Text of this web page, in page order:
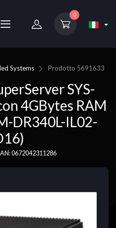
0
Systems Prodotto 5691633
SYS-
4GBytes RAM
DR340L-IL02-
0672042311286